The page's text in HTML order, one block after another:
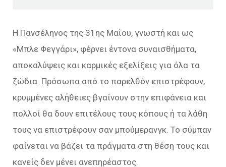
Η Πανσέληνος της 31ης Μαΐου, γνωστή και ως
«Μπλε Φεγγάρι», φέρνει έντονα συναισθήματα,
αποκαλύψεις και καρμικές εξελίξεις για όλα τα
ζώδια. Πρόσωπα από το παρελθόν επιστρέφουν,
κρυμμένες αλήθειες βγαίνουν στην επιφάνεια και
πολλοί θα δουν επιτέλους τους κόπους ή τα λάθη
τους να επιστρέφουν σαν μπούμερανγκ. Το σύμπαν
φαίνεται να βάζει τα πράγματα στη θέση τους και
κανείς δεν μένει ανεπηρέαστος.